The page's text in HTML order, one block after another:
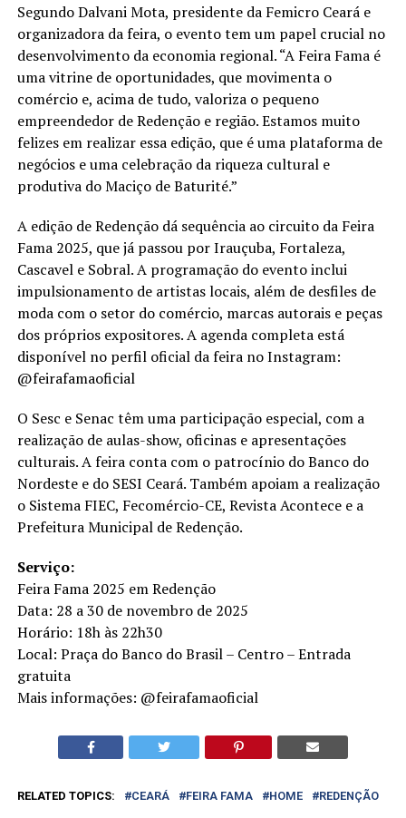
Segundo Dalvani Mota, presidente da Femicro Ceará e
organizadora da feira, o evento tem um papel crucial no
desenvolvimento da economia regional. “A Feira Fama é
uma vitrine de oportunidades, que movimenta o
comércio e, acima de tudo, valoriza o pequeno
empreendedor de Redenção e região. Estamos muito
felizes em realizar essa edição, que é uma plataforma de
negócios e uma celebração da riqueza cultural e
produtiva do Maciço de Baturité.”
A edição de Redenção dá sequência ao circuito da Feira
Fama 2025, que já passou por Irauçuba, Fortaleza,
Cascavel e Sobral. A programação do evento inclui
impulsionamento de artistas locais, além de desfiles de
moda com o setor do comércio, marcas autorais e peças
dos próprios expositores. A agenda completa está
disponível no perfil oficial da feira no Instagram:
@feirafamaoficial
O Sesc e Senac têm uma participação especial, com a
realização de aulas-show, oficinas e apresentações
culturais. A feira conta com o patrocínio do Banco do
Nordeste e do SESI Ceará. Também apoiam a realização
o Sistema FIEC, Fecomércio-CE, Revista Acontece e a
Prefeitura Municipal de Redenção.
Serviço:
Feira Fama 2025 em Redenção
Data: 28 a 30 de novembro de 2025
Horário: 18h às 22h30
Local: Praça do Banco do Brasil – Centro – Entrada
gratuita
Mais informações: @feirafamaoficial
RELATED TOPICS: CEARÁ FEIRA FAMA HOME REDENÇÃO